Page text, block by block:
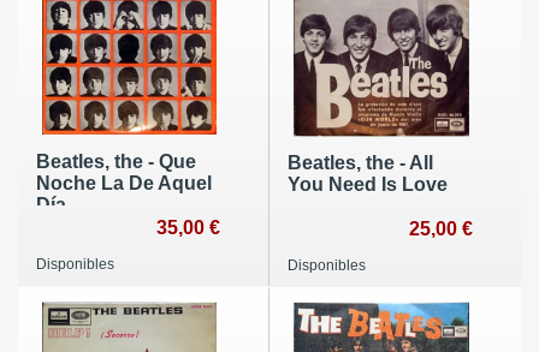
Beatles, the - Que
Noche La De Aquel
Día
35,00 €
Disponibles
Beatles, the - All
You Need Is Love
25,00 €
Disponibles